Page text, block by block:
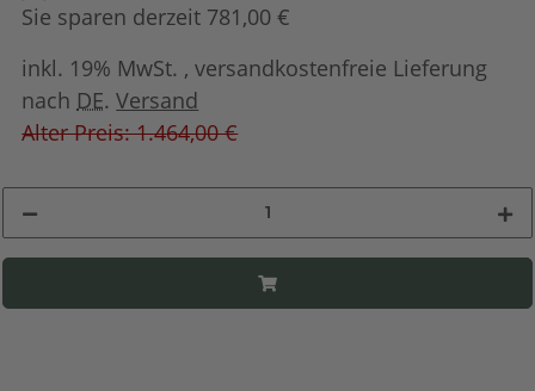
Sie sparen derzeit 781,00 €
inkl. 19% MwSt. , versandkostenfreie Lieferung
nach DE.Versand
Alter Preis: 1.464,00 €